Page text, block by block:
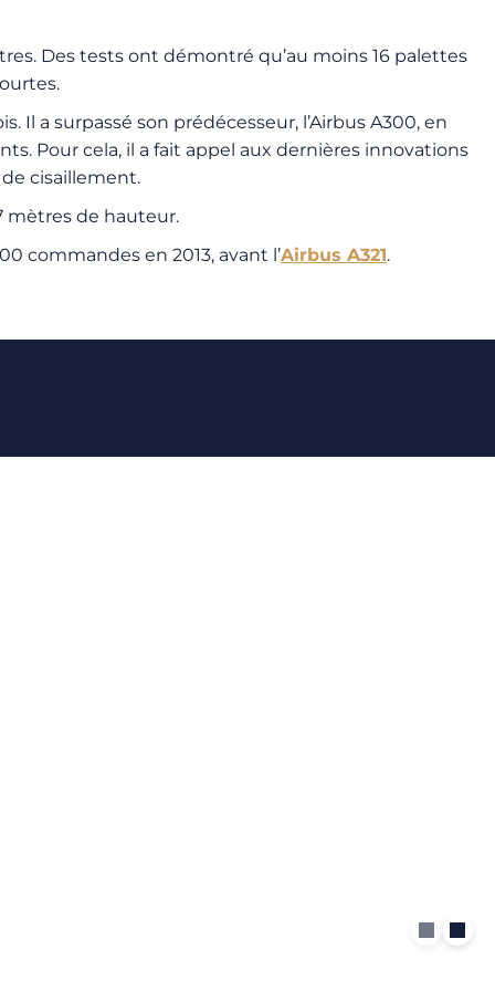
Des tests ont démontré qu’au moins 16 palettes
a surpassé son prédécesseur, l’Airbus A300, en
Pour cela, il a fait appel aux dernières innovations
cisaillement.
mètres de hauteur.
commandes en 2013, avant l’Airbus A321.